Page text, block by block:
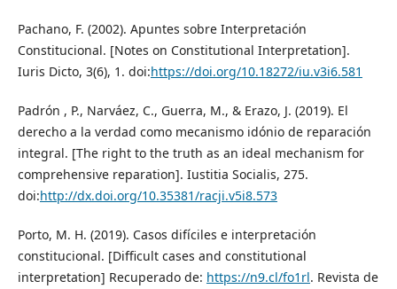
Pachano, F. (2002). Apuntes sobre Interpretación
Constitucional. [Notes on Constitutional Interpretation].
Iuris Dicto, 3(6), 1. doi:https://doi.org/10.18272/iu.v3i6.581
Padrón , P., Narváez, C., Guerra, M., & Erazo, J. (2019). El
derecho a la verdad como mecanismo idónio de reparación
integral. [The right to the truth as an ideal mechanism for
comprehensive reparation]. Iustitia Socialis, 275.
doi:http://dx.doi.org/10.35381/racji.v5i8.573
Porto, M. H. (2019). Casos difíciles e interpretación
constitucional. [Difficult cases and constitutional
interpretation] Recuperado de: https://n9.cl/fo1rl. Revista de